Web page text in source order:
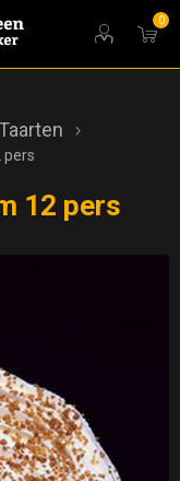
0
Taarten
pers
12 pers